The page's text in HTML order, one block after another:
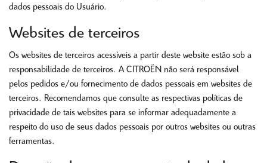
dados pessoais do Usuário.
Websites de terceiros
Os websites de terceiros acessíveis a partir deste website estão sob a
responsabilidade de terceiros. A CITROËN não será responsável
pelos pedidos e/ou fornecimento de dados pessoais em websites de
terceiros. Recomendamos que consulte as respectivas políticas de
privacidade de tais websites para se informar adequadamente a
respeito do uso de seus dados pessoais por outros websites ou outras
ferramentas.